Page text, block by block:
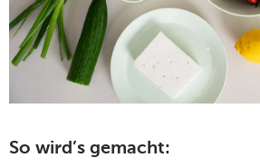
So wird’s gemacht: